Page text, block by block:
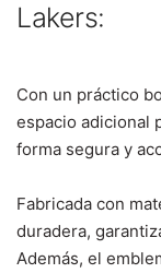
Lakers:
Con un práctico
espacio adicional
forma segura y
Fabricada con
duradera,
Además, el